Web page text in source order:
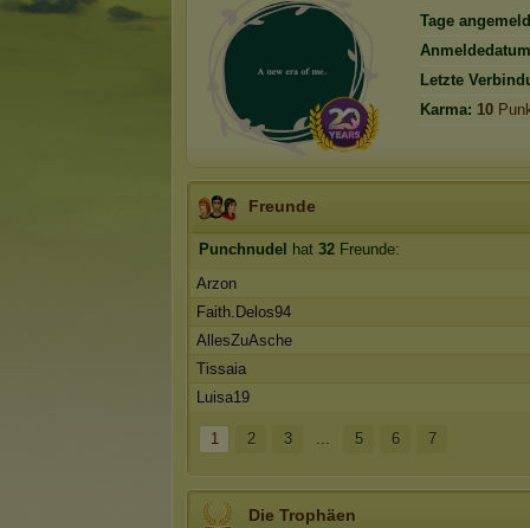
Tage
Letzte
Karma: 10
Freunde
Punchnudel hat 32 Freunde:
Arzon
Faith.Delos94
AllesZuAsche
Tissaia
Luisa19
1 2 3 ... 5 6 7
Die Trophäen